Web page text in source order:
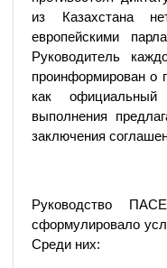
из Казахстана
европейскими
Руководитель
проинформирован о
как официальный
выполнения
заключения
Руководство
сформулировало
Среди них: